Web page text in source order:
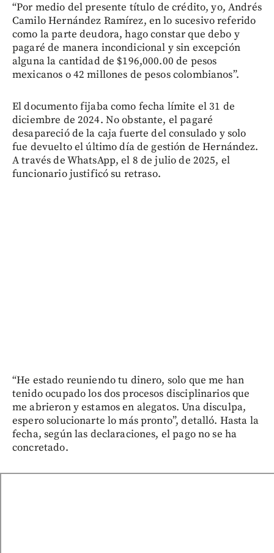
“Por medio del presente título de crédito, yo, Andrés
Camilo Hernández Ramírez, en lo sucesivo referido
como la parte deudora, hago constar que debo y
pagaré de manera incondicional y sin excepción
alguna la cantidad de $196,000.00 de pesos
mexicanos o 42 millones de pesos colombianos”.
El documento fijaba como fecha límite el 31 de
diciembre de 2024. No obstante, el pagaré
desapareció de la caja fuerte del consulado y solo
fue devuelto el último día de gestión de Hernández.
A través de WhatsApp, el 8 de julio de 2025, el
funcionario justificó su retraso.
“He estado reuniendo tu dinero, solo que me han
tenido ocupado los dos procesos disciplinarios que
me abrieron y estamos en alegatos. Una disculpa,
espero solucionarte lo más pronto”, detalló. Hasta la
fecha, según las declaraciones, el pago no se ha
concretado.